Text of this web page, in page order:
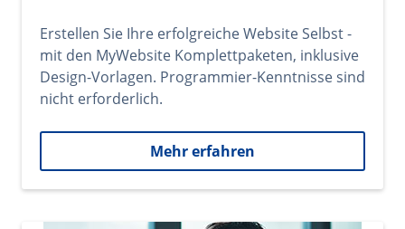
Erstellen Sie Ihre erfolgreiche Website Selbst -
mit den MyWebsite Komplettpaketen, inklusive
Design-Vorlagen. Programmier-Kenntnisse sind
nicht erforderlich.
Mehr erfahren